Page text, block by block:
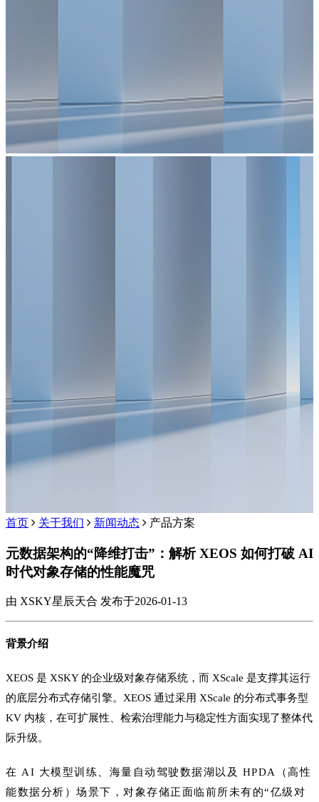
首页 关于我们 新闻动态 产品方案
元数据架构的“降维打击”：解析 XEOS 如何打破 AI
时代对象存储的性能魔咒
由 XSKY星辰天合 发布于2026-01-13
背景介绍
XEOS 是 XSKY 的企业级对象存储系统，而 XScale 是支撑其运行
的底层分布式存储引擎。XEOS 通过采用 XScale 的分布式事务型
KV 内核，在可扩展性、检索治理能力与稳定性方面实现了整体代
际升级。
在 AI 大模型训练、海量自动驾驶数据湖以及 HPDA（高性
能数据分析）场景下，对象存储正面临前所未有的“亿级对